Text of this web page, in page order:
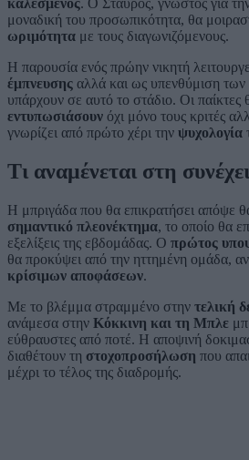
μοναδική του προσωπικότητα, θα
ωριμότητα με τους διαγωνιζόμενους.
Η παρουσία ενός πρώην νικητή
έμπνευσης αλλά και ως υπενθύμιση
υπάρχουν σε αυτό το στάδιο. Οι παίκτες
εντυπωσιάσουν όχι μόνο τους κριτές
γνωρίζει από πρώτο χέρι την ψυχολογία
Τι αναμένεται στη
Η μπριγάδα που θα επικρατήσει απόψε
σημαντικό πλεονέκτημα, το οποίο θα
εξελίξεις της εβδομάδας. Ο πρώτος
θα προκύψει από την ηττημένη ομάδα,
κρίσιμων αποφάσεων.
Με το βλέμμα στραμμένο στην τελική
ανάμεσα στην Κόκκινη και τη Μπλε
εύθραυστες από ποτέ. Η αποψινή
διαθέτουν τη στοχοπροσήλωση που
μέχρι το τέλος της διαδρομής.